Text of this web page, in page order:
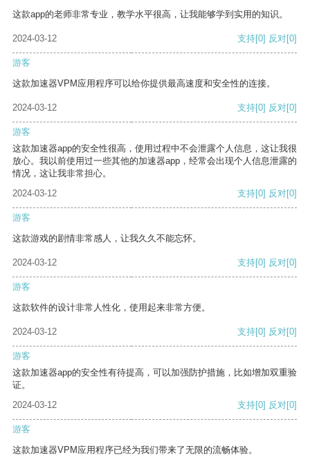
这款app的老师非常专业，教学水平很高，让我能够学到实用的知识。
2024-03-12 支持[0] 反对[0]
游客
这款加速器VPM应用程序可以给你提供最高速度和安全性的连接。
2024-03-12 支持[0] 反对[0]
游客
这款加速器app的安全性很高，使用过程中不会泄露个人信息，这让我很
放心。我以前使用过一些其他的加速器app，经常会出现个人信息泄露的
情况，这让我非常担心。
2024-03-12
支持[0] 反对[0]
游客
这款游戏的剧情非常感人，让我久久不能忘怀。
2024-03-12 支持[0] 反对[0]
游客
这款软件的设计非常人性化，使用起来非常方便。
2024-03-12 支持[0] 反对[0]
游客
这款加速器app的安全性有待提高，可以加强防护措施，比如增加双重验
证。
2024-03-12
支持[0] 反对[0]
游客
这款加速器VPM应用程序已经为我们带来了无限的流畅体验。